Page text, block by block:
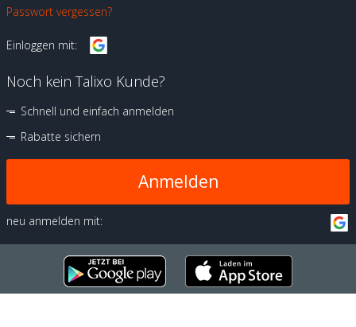
Passwort vergessen?
Einloggen mit:
Noch kein Talixo Kunde?
Schnell und einfach anmelden
Rabatte sichern
Anmelden
neu anmelden mit: